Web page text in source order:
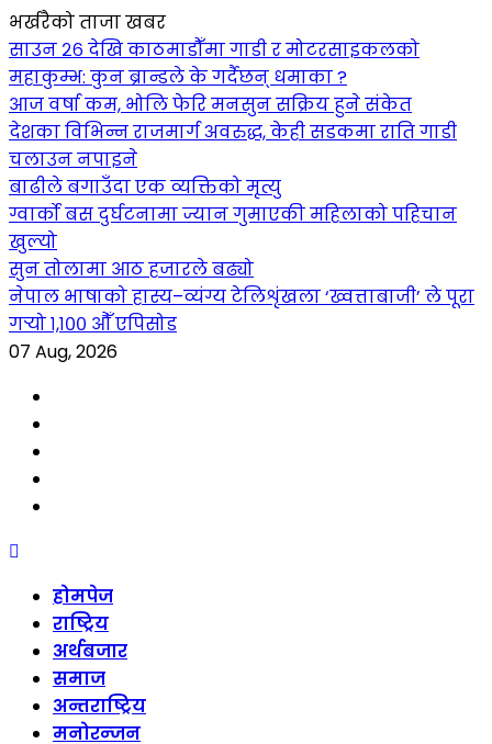
भर्खरैको ताजा खबर
साउन २६ देखि काठमाडौँमा गाडी र मोटरसाइकलको
महाकुम्भ: कुन ब्रान्डले के गर्दैछन् धमाका ?
आज वर्षा कम, भोलि फेरि मनसुन सक्रिय हुने संकेत
देशका विभिन्न राजमार्ग अवरुद्ध, केही सडकमा राति गाडी
चलाउन नपाइने
बाढीले बगाउँदा एक व्यक्तिको मृत्यु
ग्वार्को बस दुर्घटनामा ज्यान गुमाएकी महिलाको पहिचान
खुल्यो
सुन तोलामा आठ हजारले बढ्यो
नेपाल भाषाको हास्य–व्यंग्य टेलिशृंखला ‘ख्वत्ताबाजी’ ले पूरा
गर्‍यो १,१०० औँ एपिसोड
07 Aug, 2026
Skip
contentहोमपेज
राष्ट्रिय
अर्थबजार
समाज
अन्तराष्ट्रिय
मनोरन्जन